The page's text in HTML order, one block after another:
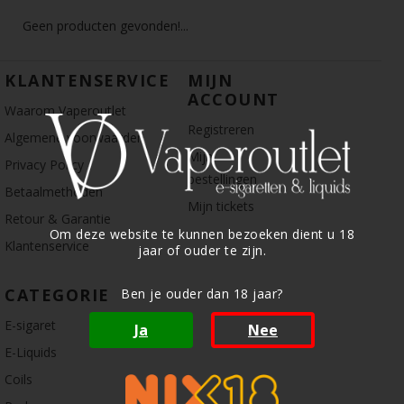
Om deze website te kunnen bezoeken dient u 18
jaar of ouder te zijn.
Ben je ouder dan 18 jaar?
Ja Nee
Geen producten gevonden!...
KLANTENSERVICE
Waarom Vaperoutlet
Algemene voorwaarden
Privacy Policy
Betaalmethoden
Retour & Garantie
Klantenservice
MIJN
ACCOUNT
Registreren
Mijn
bestellingen
Mijn tickets
CATEGORIE
E-sigaret
E-Liquids
Coils